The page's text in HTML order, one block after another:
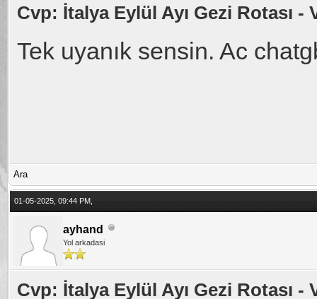
Cvp: İtalya Eylül Ayı Gezi Rotası -
Tek uyanık sensin. Ac
Ara
01-05-2025, 09:44 PM,
ayhand
Yol arkadasi
Cvp: İtalya Eylül Ayı Gezi Rotası -